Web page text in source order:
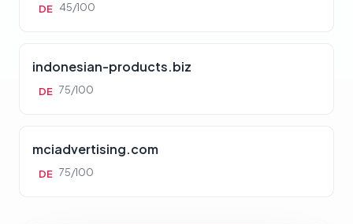
DE 45/100
indonesian-products.biz
DE 75/100
mciadvertising.com
DE 75/100